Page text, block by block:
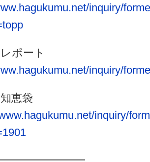
inquiry/
ポート
inquiry/
恵袋
inquiry/